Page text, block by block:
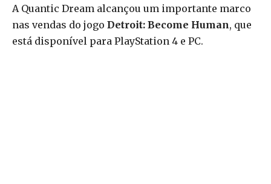
A Quantic Dream alcançou um importante marco
nas vendas do jogo Detroit: Become Human, que
está disponível para PlayStation 4 e PC.